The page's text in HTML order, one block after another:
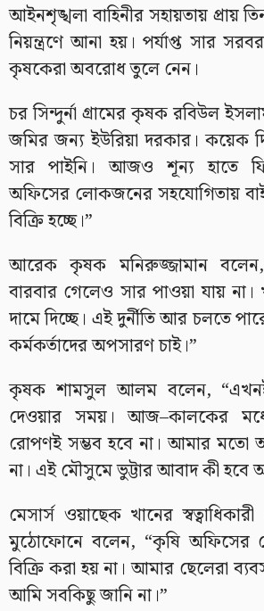
আইনশৃঙ্খলা বাহিনীর সহায়তায় প্রায়
নিয়ন্ত্রণে আনা হয়। পর্যাপ্ত সার
কৃষকেরা অবরোধ তুলে নেন।
চর সিন্দুর্না গ্রামের কৃষক রবিউল
জমির জন্য ইউরিয়া দরকার। কয়েক
সার পাইনি। আজও শূন্য হাতে
অফিসের লোকজনের সহযোগিতায়
বিক্রি হচ্ছে।”
আরেক কৃষক মনিরুজ্জামান বলেন,
বারবার গেলেও সার পাওয়া যায় না।
দামে দিচ্ছে। এই দুর্নীতি আর চলতে
কর্মকর্তাদের অপসারণ চাই।”
কৃষক শামসুল আলম বলেন, “এখনই
দেওয়ার সময়। আজ–কালকের
রোপণই সম্ভব হবে না। আমার মতো
না। এই মৌসুমে ভুট্টার আবাদ কী হবে
মেসার্স ওয়াছেক খানের
মুঠোফোনে বলেন, “কৃষি অফিসের
বিক্রি করা হয় না। আমার ছেলেরা
আমি সবকিছু জানি না।”